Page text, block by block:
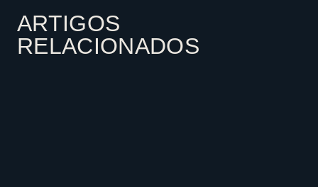
ARTIGOS
RELACIONADOS